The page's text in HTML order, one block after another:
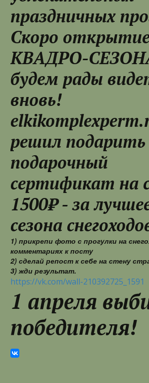
праздничных
Скоро
КВАДРО-
будем рады
вновь!
решил подарить
подарочный
сертификат на
1500₽ - за
сезона
1) прикрепи фото с прогулки на
комментариях к посту
2) сделай репост к себе на стену
3) жди результат.
https://vk.com/wall-210392725_1591
1 апреля
победителя!